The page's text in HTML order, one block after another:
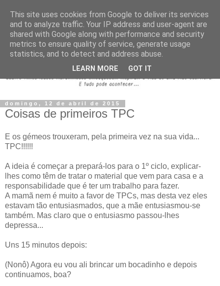
domingo, 12 de abril de 2015
Coisas de primeiros TPC
E os gémeos trouxeram, pela primeira vez na sua vida...
TPC!!!!!!
A ideia é começar a prepará-los para o 1º ciclo, explicar-
lhes como têm de tratar o material que vem para casa e a
responsabilidade que é ter um trabalho para fazer.
A mamã nem é muito a favor de TPCs, mas desta vez eles
estavam tão entusiasmados, que a mãe entusiasmou-se
também. Mas claro que o entusiasmo passou-lhes
depressa...
Uns 15 minutos depois:
(Nonô) Agora eu vou ali brincar um bocadinho e depois
continuamos, boa?
This site uses cookies from Google to deliver its services
and to analyze traffic. Your IP address and user-agent are
shared with Google along with performance and security
metrics to ensure quality of service, generate usage
statistics, and to detect and address abuse.
LEARN MORE GOT IT